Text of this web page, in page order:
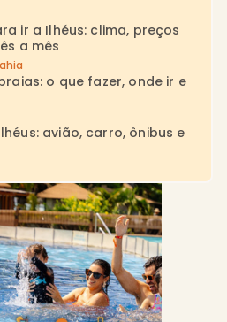
ir a Ilhéus: clima, preços
a mês
o que fazer, onde ir e
avião, carro, ônibus e